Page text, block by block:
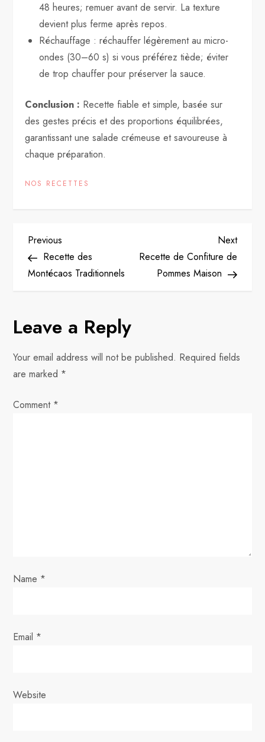
48 heures; remuer avant de servir. La texture
devient plus ferme après repos.
Réchauffage : réchauffer légèrement au micro-
ondes (30–60 s) si vous préférez tiède; éviter
de trop chauffer pour préserver la sauce.
Conclusion : Recette fiable et simple, basée sur
des gestes précis et des proportions équilibrées,
garantissant une salade crémeuse et savoureuse à
chaque préparation.
NOS RECETTES
P
o
t
n
a
v
o
Previous
Post
Previous
Recette des
Montécaos Traditionnels
Next
Post
Next
Recette de Confiture de
Pommes Maison
Leave a Reply
Your email address will not be published. Required fields
are marked *
Comment *
Name *
Email *
Website